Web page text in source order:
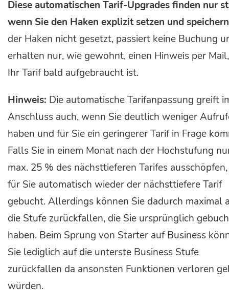
Diese automatischen Tarif-Upgrades finden nur
wenn Sie den Haken explizit setzen und
der Haken nicht gesetzt, passiert keine Buchung
erhalten nur, wie gewohnt, einen Hinweis per
Ihr Tarif bald aufgebraucht ist.
Hinweis: Die automatische Tarifanpassung greift
Anschluss auch, wenn Sie deutlich weniger
haben und für Sie ein geringerer Tarif in Frage
Falls Sie in einem Monat nach der Hochstufung
max. 25 % des nächsttieferen Tarifes
für Sie automatisch wieder der nächsttiefere Tarif
gebucht. Allerdings können Sie dadurch maximal
die Stufe zurückfallen, die Sie ursprünglich
haben. Beim Sprung von Starter auf Business
Sie lediglich auf die unterste Business Stufe
zurückfallen da ansonsten Funktionen verloren
würden.